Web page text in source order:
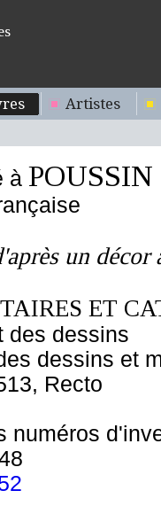
Artistes
à
un décor
ET
des dessins
dessins et
Recto
numéros